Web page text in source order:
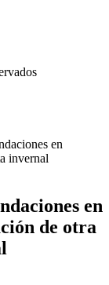
en
invernal
en
de otra